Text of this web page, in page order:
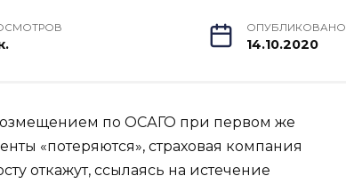
ОПУБЛИКОВАНО
14.10.2020
по ОСАГО при первом же
«потеряются», страховая компания
откажут, ссылаясь на истечение